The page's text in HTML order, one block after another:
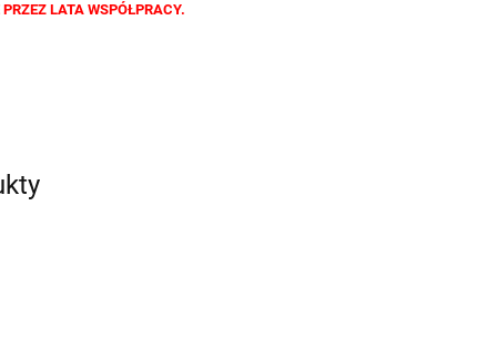
LATA WSPÓŁPRACY.